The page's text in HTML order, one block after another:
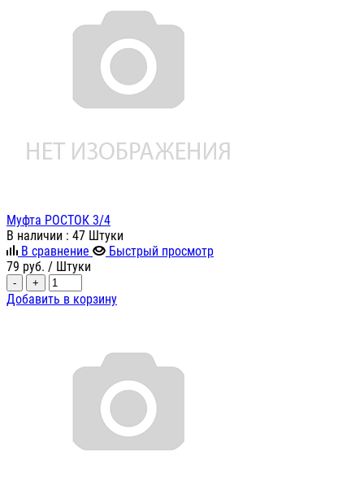
Муфта РОСТОК 3/4
В наличии : 47 Штуки
В сравнение
Быстрый просмотр
79 руб. / Штуки
- +
Добавить в корзину